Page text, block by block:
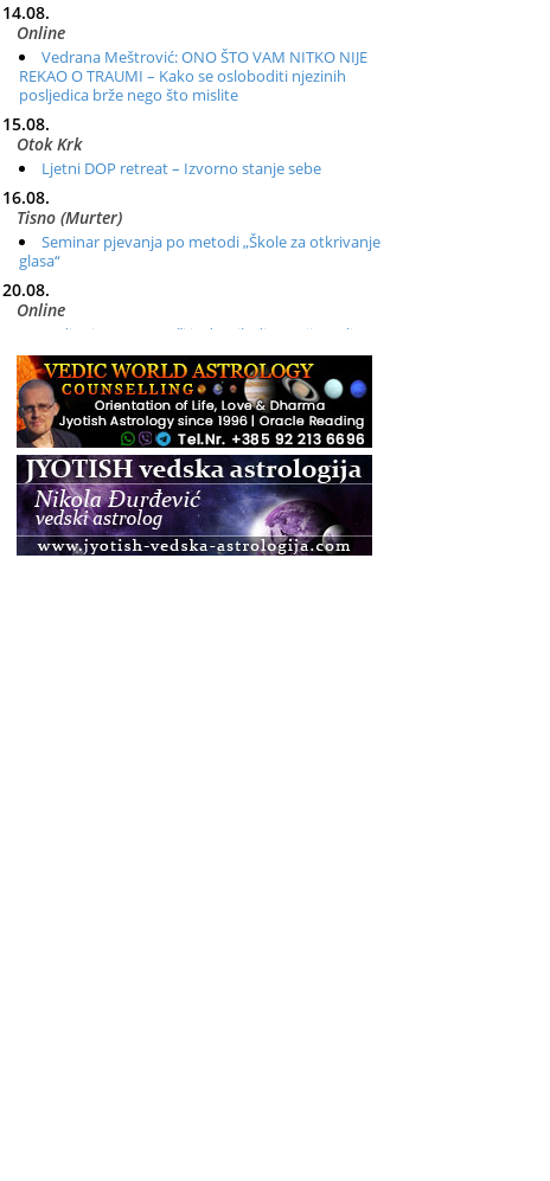
14.08.
Online
Vedrana Meštrović: ONO ŠTO VAM NITKO NIJE
REKAO O TRAUMI – Kako se osloboditi njezinih
posljedica brže nego što mislite
15.08.
Otok Krk
Ljetni DOP retreat – Izvorno stanje sebe
16.08.
Tisno (Murter)
Seminar pjevanja po metodi „Škole za otkrivanje
glasa“
20.08.
Online
Radionica: Pomagači iz drugih dimenzija Online –
otvoreno za sve
21.08.
Zagreb+Online
Osnovni ThetaHealing® tečaj, Zagreb i Online
22.08.
Zagreb
Osnovna radionica za izscjeljivanje pranom (Basic
Pranic Healing course)
Pula